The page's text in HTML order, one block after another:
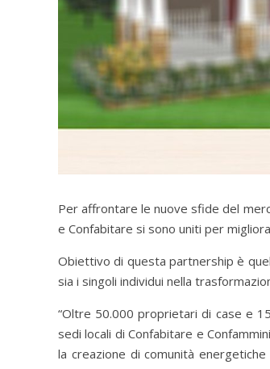
Per affrontare le nuove sfide del
e Confabitare si sono uniti per
Obiettivo di questa partnership è
sia i singoli individui nella
“Oltre 50.000 proprietari di case e
sedi locali di Confabitare e
la creazione di comunità